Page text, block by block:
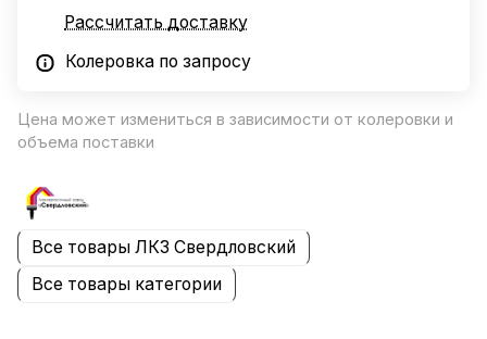
Рассчитать доставку
Колеровка по запросу
Цена может измениться в зависимости от колеровки и
объема поставки
Все товары ЛКЗ Свердловский
Все товары категории